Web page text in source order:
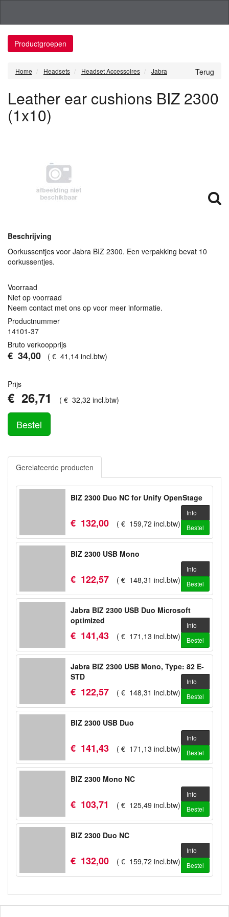
Productgroepen
Terug
Home Headsets Headset Accessoires Jabra
Leather ear cushions BIZ 2300
(1x10)
Beschrijving
Oorkussentjes voor Jabra BIZ 2300. Een verpakking bevat 10
oorkussentjes.
Voorraad
Niet op voorraad
Neem contact met ons op voor meer informatie.
Productnummer
14101-37
Bruto verkoopprijs
€ 34,00 ( € 41 ,14 incl.btw)
Prijs
€ 26,71 ( € 32,32 incl.btw)
Bestel
Gerelateerde producten
BIZ 2300 Duo NC for Unify OpenStage
€ 132,00 ( € 159,72 incl.btw)
Info
Bestel
BIZ 2300 USB Mono
€ 122,57 ( € 148,31 incl.btw)
Info
Bestel
Jabra BIZ 2300 USB Duo Microsoft
optimized
€ 141,43 ( € 171 ,13 incl.btw)
Info
Bestel
Jabra BIZ 2300 USB Mono, Type: 82 E-
STD
€ 122,57 ( € 148,31 incl.btw)
Info
Bestel
BIZ 2300 USB Duo
€ 141,43 ( € 171 ,13 incl.btw)
Info
Bestel
BIZ 2300 Mono NC
€ 103,71 ( € 125,49 incl.btw)
Info
Bestel
BIZ 2300 Duo NC
€ 132,00 ( € 159,72 incl.btw)
Info
Bestel